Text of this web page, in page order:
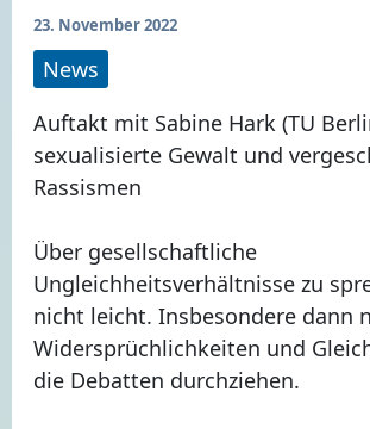
23. November 2022
News
Auftakt mit Sabine Hark (TU
sexualisierte Gewalt und
Rassismen
Über gesellschaftliche
Ungleichheitsverhältnisse zu
nicht leicht. Insbesondere dann
Widersprüchlichkeiten und
die Debatten durchziehen.